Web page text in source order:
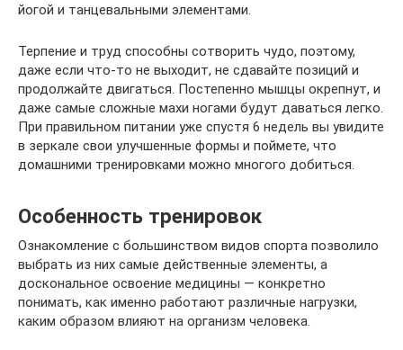
йогой и танцевальными элементами.
Терпение и труд способны сотворить чудо, поэтому,
даже если что-то не выходит, не сдавайте позиций и
продолжайте двигаться. Постепенно мышцы окрепнут, и
даже самые сложные махи ногами будут даваться легко.
При правильном питании уже спустя 6 недель вы увидите
в зеркале свои улучшенные формы и поймете, что
домашними тренировками можно многого добиться.
Особенность тренировок
Ознакомление с большинством видов спорта позволило
выбрать из них самые действенные элементы, а
доскональное освоение медицины — конкретно
понимать, как именно работают различные нагрузки,
каким образом влияют на организм человека.